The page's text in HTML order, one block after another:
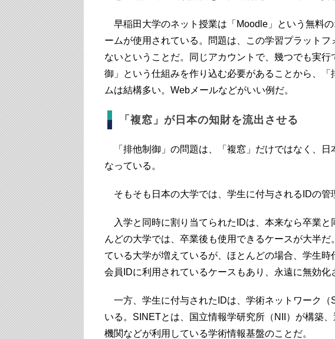
早稲田大学のネット授業は「Moodle」という無料
ームが使用されている。問題は、この学習プラット
ないということだ。同じアカウントで、幾つでも実行
御」という仕組みを作り込む必要があることから、
ムは結構多い。Webメールなどがいい例だ。
「複窓」が日本の知財を流出させる
「排他制御」の問題は、「複窓」だけではなく、日
なっている。
そもそも日本の大学では、学生に付与されるIDの管
入学と同時に割り当てられたIDは、本来なら卒業と
んどの大学では、卒業後も使用できるケースが大半
ている大学が増えているが、ほとんどの場合、学生
会員IDに利用されているケースもあり、永遠に無効化
一方、学生に付与されたIDは、学術ネットワーク（
いる。SINETとは、国立情報学研究所（NII）が構築
機関などが利用している学術情報基盤のことだ。